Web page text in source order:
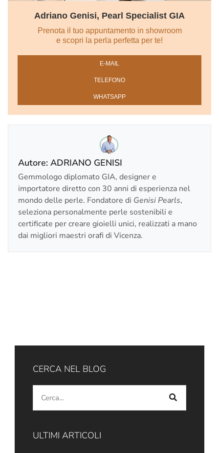
Adriano Genisi, Pearl Specialist GIA
Prenota il tuo appuntamento in showroom
e scopri la perla perfetta per te!
E‑MAIL
TELEFONO
WHATSAPP
Autore: ADRIANO GENISI
Gemmologo diplomato GIA, designer e
importatore diretto con 30 anni di esperienza nel
mondo delle perle. Fondatore di Genisi Pearls,
seleziona personalmente perle sostenibili e
certificate per creare gioielli unici, realizzati a mano
dai migliori maestri orafi di Vicenza.
CERCA NEL BLOG
ULTIMI ARTICOLI